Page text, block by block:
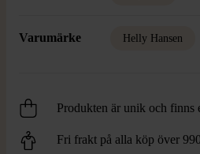
Varumärke Helly Hansen
Produkten är unik och finns
Fri frakt på alla köp över